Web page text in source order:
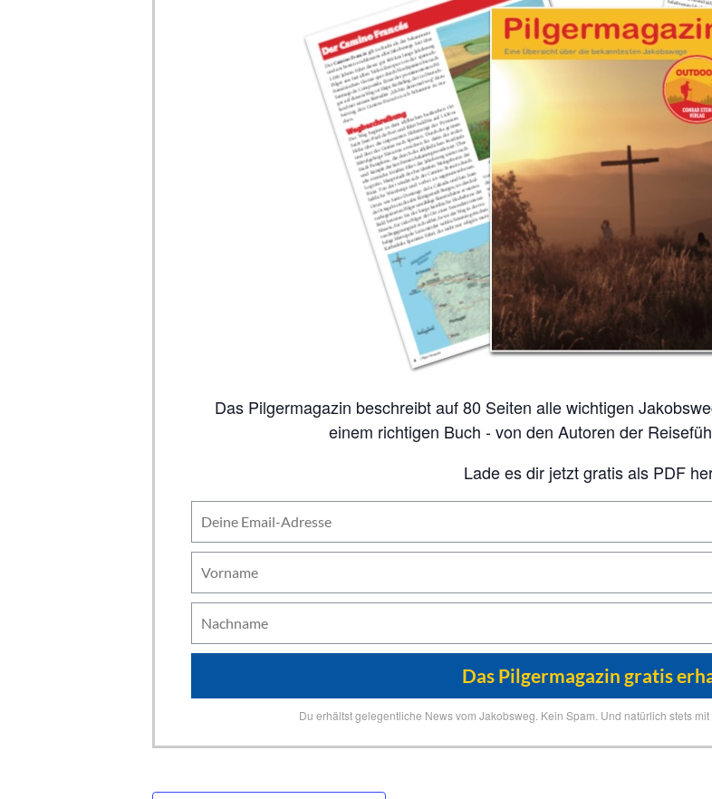
Das Pilgermagazin beschreibt auf 80 Seiten alle wichtigen Jakobswege, inklusive Karten. So viel Inhalt wie in
einem richtigen Buch - von den Autoren der
Lade es dir jetzt gratis als PDF
Du erhältst gelegentliche News vom Jakobsweg. Kein Spam. Und natürlich stets